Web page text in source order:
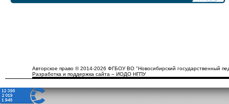
Авторское право © 2014-2026 ФГБОУ ВО "Новосибирский государственный
Разработка и поддержка сайта – ИОДО НГПУ